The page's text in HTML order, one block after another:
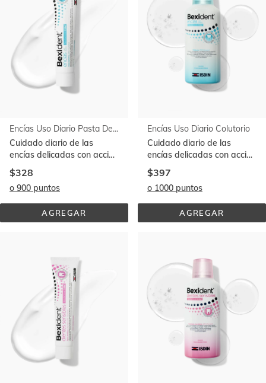
Encías Uso Diario Pasta Dentífrica
Cuidado diario de las
encías delicadas con acción
prolongada. Con
CPC+Cymenol
$328
o 900 puntos
AGREGAR
ENCÍAS
Encías Uso Diario Colutorio
Cuidado diario de las
encías delicadas con acción
prolongada. Con
CPC+Cymenol
$397
o 1000 puntos
AGREGAR
ENCÍAS